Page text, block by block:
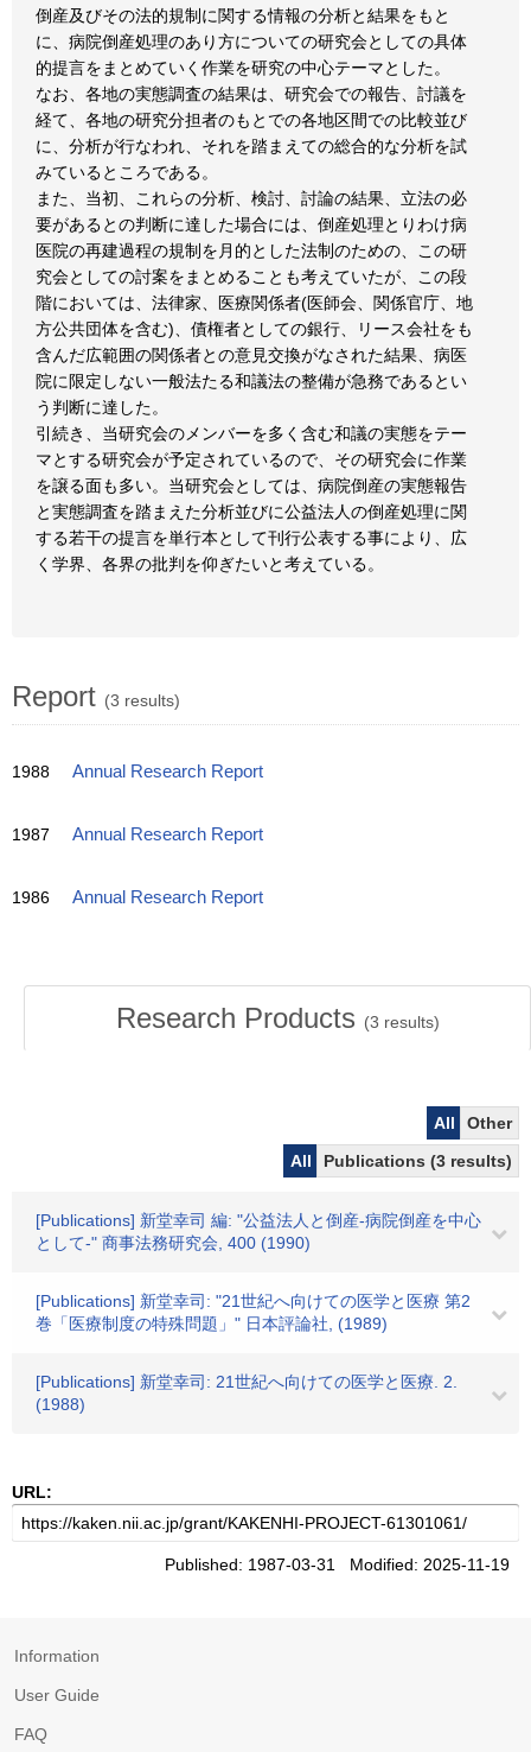
倒産及びその法的規制に関する情報の分析と結果をもと
に、病院倒産処理のあり方についての研究会としての具体
的提言をまとめていく作業を研究の中心テーマとした。
なお、各地の実態調査の結果は、研究会での報告、討議を
経て、各地の研究分担者のもとでの各地区間での比較並び
に、分析が行なわれ、それを踏まえての総合的な分析を試
みているところである。
また、当初、これらの分析、検討、討論の結果、立法の必
要があるとの判断に達した場合には、倒産処理とりわけ病
医院の再建過程の規制を月的とした法制のための、この研
究会としての討案をまとめることも考えていたが、この段
階においては、法律家、医療関係者(医師会、関係官庁、地
方公共団体を含む)、債権者としての銀行、リース会社をも
含んだ広範囲の関係者との意見交換がなされた結果、病医
院に限定しない一般法たる和議法の整備が急務であるとい
う判断に達した。
引続き、当研究会のメンバーを多く含む和議の実態をテー
マとする研究会が予定されているので、その研究会に作業
を譲る面も多い。当研究会としては、病院倒産の実態報告
と実態調査を踏まえた分析並びに公益法人の倒産処理に関
する若干の提言を単行本として刊行公表する事により、広
く学界、各界の批判を仰ぎたいと考えている。
Report (3 results)
1988 Annual Research Report
1987 Annual Research Report
1986 Annual Research Report
Research Products (3 results)
All
Other
All
Publications (3 results)
[Publications] 新堂幸司 編: "公益法人と倒産-病院倒産を中心
として-" 商事法務研究会, 400 (1990)
[Publications] 新堂幸司: "21世紀へ向けての医学と医療 第2
巻「医療制度の特殊問題」" 日本評論社, (1989)
[Publications] 新堂幸司: 21世紀へ向けての医学と医療. 2.
(1988)
URL:
Published: 1987-03-31 Modified: 2025-11-19
Information
User Guide
FAQ